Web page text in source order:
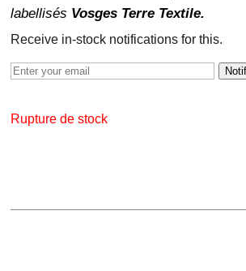
labellisés Vosges Terre Textile.
Receive in-stock notifications for this.
Rupture de stock